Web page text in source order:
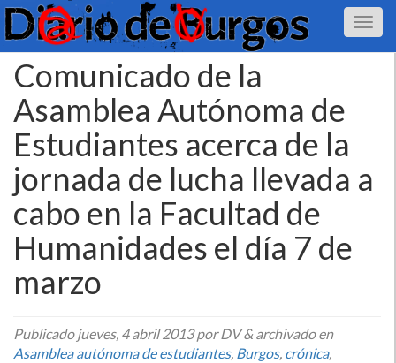
Comunicado de la
Asamblea Autónoma de
Estudiantes acerca de la
jornada de lucha llevada a
cabo en la Facultad de
Humanidades el dí­a 7 de
marzo
Publicadojueves, 4 abril 2013por DV&archivado en
Asamblea autónoma de estudiantes, Burgos, crónica,